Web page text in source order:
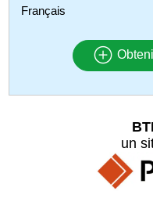
Français
un